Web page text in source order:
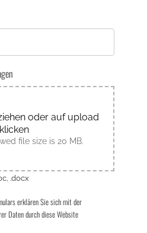
oder auf upload
klicken
file size is 20 MB.
.docx
erklären Sie sich mit der
Daten durch diese Website